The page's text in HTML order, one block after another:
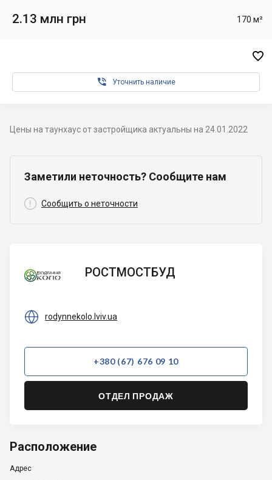
2.13 млн грн 170 м²

 Уточнить наличие
Цены на таунхаус от застройщика актуальны на 24.01.2022
Заметили неточность? Сообщите нам
 Сообщить о неточности
РОСТМОСТБУД
 rodynnekolo.lviv.ua
+380 (67) 676 09 10
ОТДЕЛ ПРОДАЖ
Расположение
Адрес